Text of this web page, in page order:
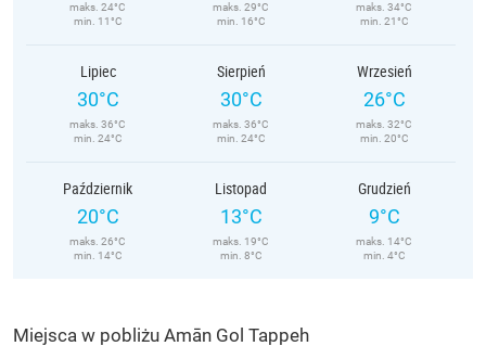
maks. 24°C
min. 11°C
maks. 29°C
min. 16°C
maks. 34°C
min. 21°C
Lipiec
30°C
maks. 36°C
min. 24°C
Sierpień
30°C
maks. 36°C
min. 24°C
Wrzesień
26°C
maks. 32°C
min. 20°C
Październik
20°C
maks. 26°C
min. 14°C
Listopad
13°C
maks. 19°C
min. 8°C
Grudzień
9°C
maks. 14°C
min. 4°C
Miejsca w pobliżu Amān Gol Tappeh